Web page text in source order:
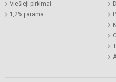
Viešieji pirkimai
1,2% parama